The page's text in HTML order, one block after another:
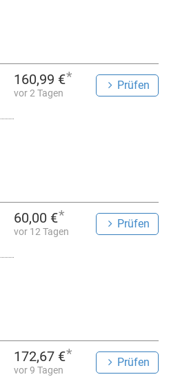
160,99 €*
vor 2 Tagen
Prüfen
60,00 €*
vor 12 Tagen
Prüfen
172,67 €*
vor 9 Tagen
Prüfen